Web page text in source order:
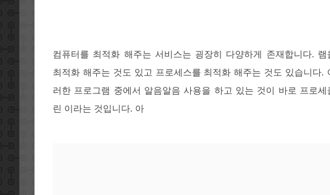
컴퓨터를 최적화 해주는 서비스는 굉장히 다양하게 존재합니다. 램
최적화 해주는 것도 있고 프로세스를 최적화 해주는 것도 있습니다.
러한 프로그램 중에서 알음알음 사용을 하고 있는 것이 바로 프로세
린 이라는 것입니다. 아